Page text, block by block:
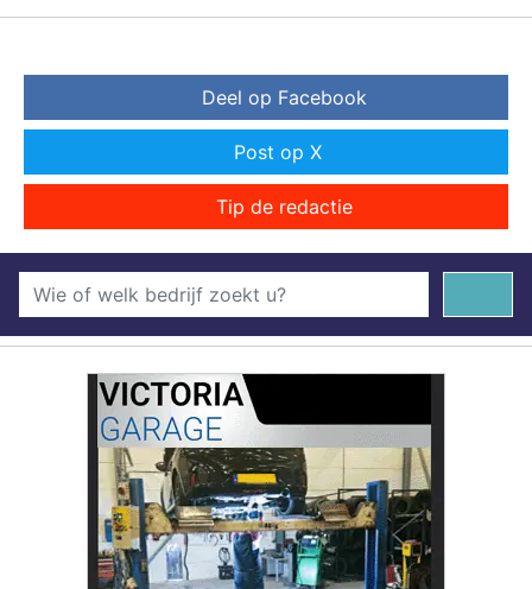
Deel op Facebook
Post op X
Tip de redactie